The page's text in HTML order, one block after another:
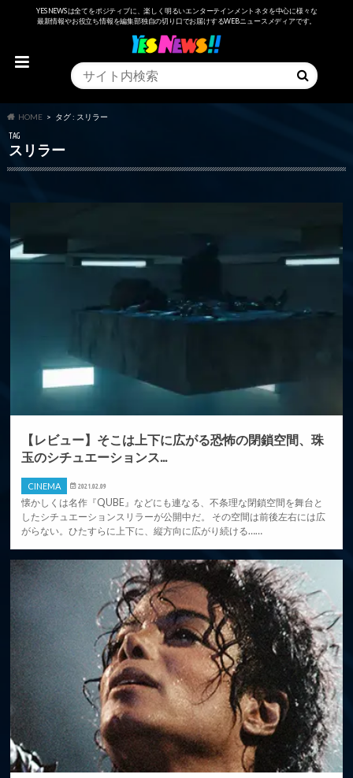
YESNEWSは全てをポジティブに、楽しく明るいエンターテインメントネタを中心に様々な
最新情報やお役立ち情報を編集部独自の切り口でお届けするWEBニュースメディアです。
HOME タグ : スリラー
TAG
スリラー
【レビュー】そこは上下に広がる恐怖の閉鎖空間、珠
玉のシチュエーションス...
CINEMA 2021.02.09
懐かしくは名作『QUBE』などにも連なる、不条理な閉鎖空間を舞台と
したシチュエーションスリラーが公開中だ。 その空間は前後左右には広
がらない。ひたすらに上下に、縦方向に広がり続ける……